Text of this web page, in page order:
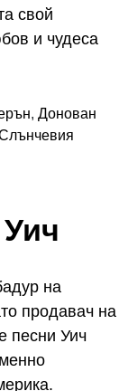
свой
и чудеса
, Донован
на
продавач на
песни Уич